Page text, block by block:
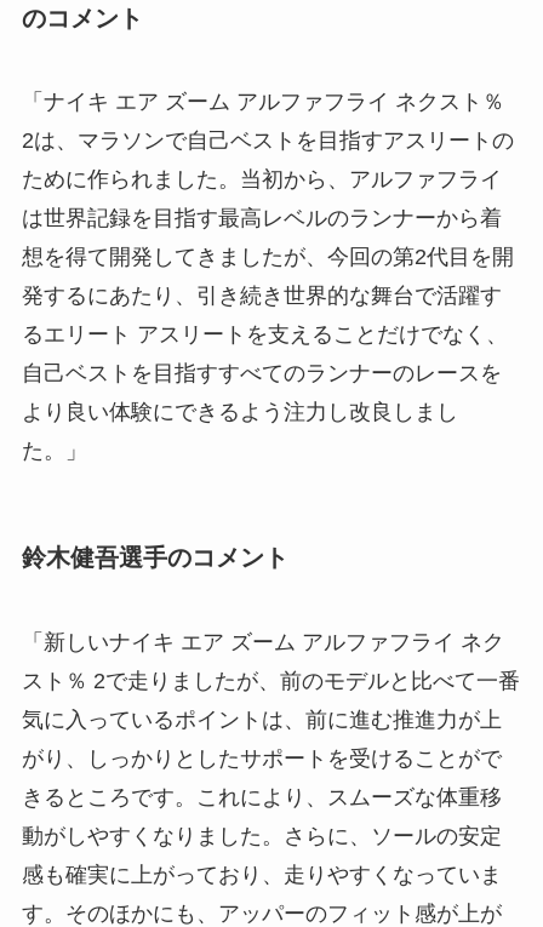
のコメント
「ナイキ エア ズーム アルファフライ ネクスト％
2は、マラソンで自己ベストを目指すアスリートの
ために作られました。当初から、アルファフライ
は世界記録を目指す最高レベルのランナーから着
想を得て開発してきましたが、今回の第2代目を開
発するにあたり、引き続き世界的な舞台で活躍す
るエリート アスリートを支えることだけでなく、
自己ベストを目指すすべてのランナーのレースを
より良い体験にできるよう注力し改良しまし
た。」
鈴木健吾選手のコメント
「新しいナイキ エア ズーム アルファフライ ネク
スト％ 2で走りましたが、前のモデルと比べて一番
気に入っているポイントは、前に進む推進力が上
がり、しっかりとしたサポートを受けることがで
きるところです。これにより、スムーズな体重移
動がしやすくなりました。さらに、ソールの安定
感も確実に上がっており、走りやすくなっていま
す。そのほかにも、アッパーのフィット感が上が